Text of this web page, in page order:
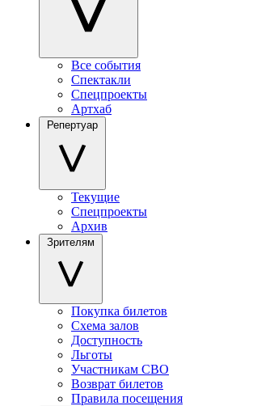
Все события
Спектакли
Спецпроекты
Артхаб
Репертуар
Текущие
Спецпроекты
Архив
Зрителям
Покупка билетов
Схема залов
Доступность
Льготы
Участникам СВО
Возврат билетов
Правила посещения